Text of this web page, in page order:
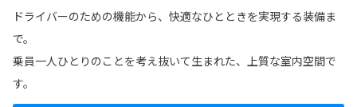
ドライバーのための機能から、快適なひとときを実現する装備ま
で。
乗員一人ひとりのことを考え抜いて生まれた、上質な室内空間で
す。